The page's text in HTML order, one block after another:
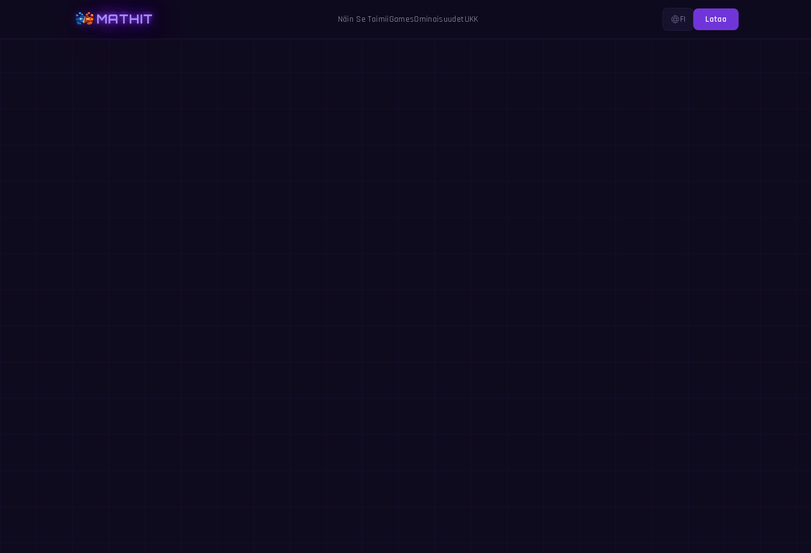
MATHIT Näin Se ToimiiGamesOminaisuudetUKK FI Lataa